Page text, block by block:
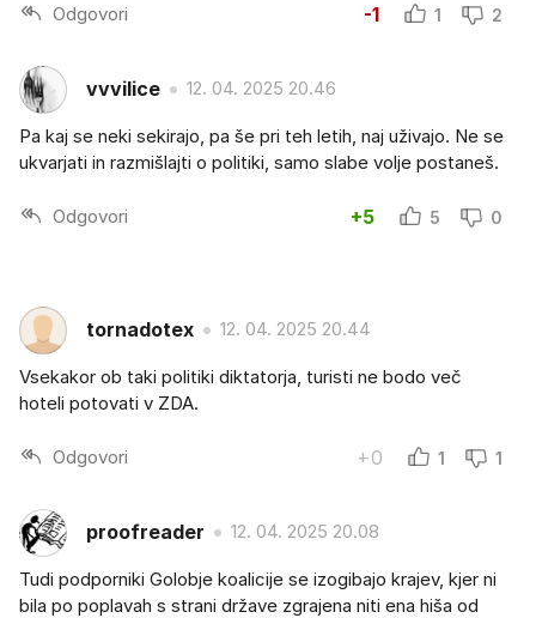
Odgovori -1 1 2
vvvilice 12. 04. 2025 20.46
Pa kaj se neki sekirajo, pa še pri teh letih, naj uživajo. Ne se
ukvarjati in razmišlajti o politiki, samo slabe volje postaneš.
Odgovori +5 5 0
tornadotex 12. 04. 2025 20.44
Vsekakor ob taki politiki diktatorja, turisti ne bodo več
hoteli potovati v ZDA.
Odgovori +0 1 1
proofreader 12. 04. 2025 20.08
Tudi podporniki Golobje koalicije se izogibajo krajev, kjer ni
bila po poplavah s strani države zgrajena niti ena hiša od